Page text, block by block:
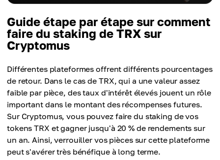
Guide étape par étape sur comment
faire du staking de TRX sur
Cryptomus
Différentes plateformes offrent différents pourcentages
de retour. Dans le cas de TRX, qui a une valeur assez
faible par pièce, des taux d'intérêt élevés jouent un rôle
important dans le montant des récompenses futures.
Sur Cryptomus, vous pouvez faire du staking de vos
tokens TRX et gagner jusqu'à 20 % de rendements sur
un an. Ainsi, verrouiller vos pièces sur cette plateforme
peut s'avérer très bénéfique à long terme.